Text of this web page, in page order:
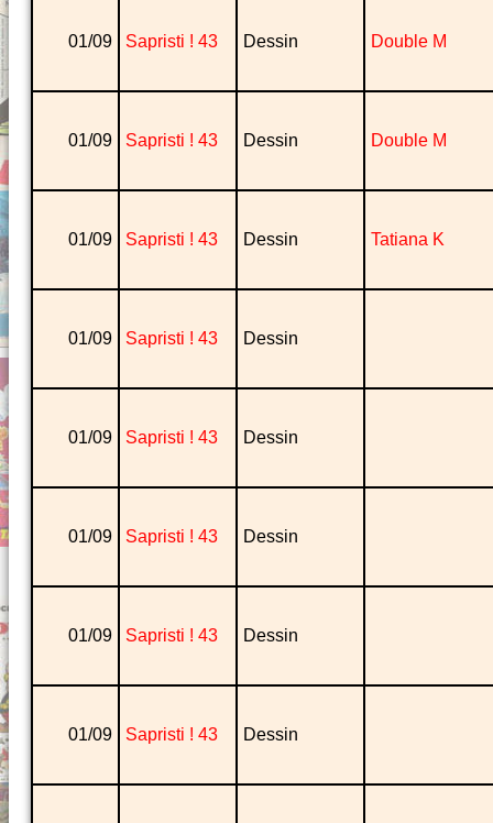
01/09 Sapristi ! 43 Dessin Double M
01/09 Sapristi ! 43 Dessin Double M
01/09 Sapristi ! 43 Dessin Tatiana K
01/09 Sapristi ! 43 Dessin
01/09 Sapristi ! 43 Dessin
01/09 Sapristi ! 43 Dessin
01/09 Sapristi ! 43 Dessin
01/09 Sapristi ! 43 Dessin